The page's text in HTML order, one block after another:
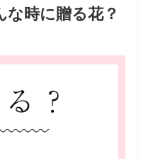
な時に贈る花？